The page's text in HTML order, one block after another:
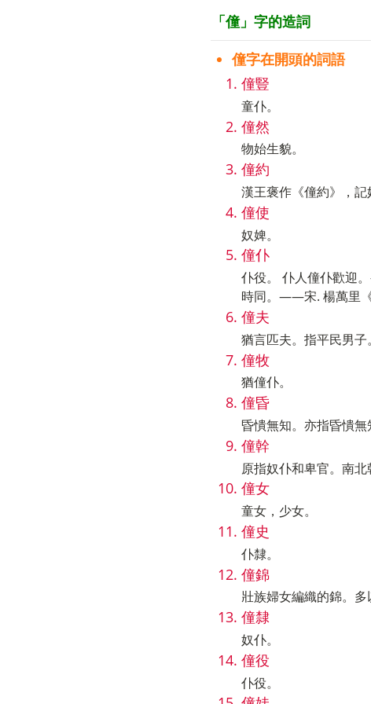
「僮」字的造詞
僮字在開頭的詞語
僮豎
童仆。
僮然
物始生貌。
僮約
漢王褒作《僮約》，記
僮使
奴婢。
僮仆
仆役。 仆人僮仆歡迎
時同。——宋. 楊萬里《
僮夫
猶言匹夫。指平民男子。
僮牧
猶僮仆。
僮昏
昏憒無知。亦指昏憒無
僮幹
原指奴仆和卑官。南北
僮女
童女，少女。
僮史
仆隸。
僮錦
壯族婦女編織的錦。多
僮隸
奴仆。
僮役
仆役。